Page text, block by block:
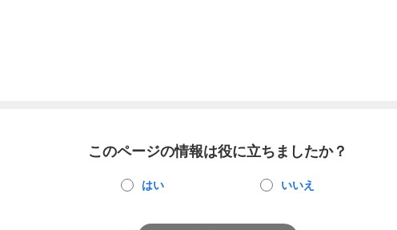
このページの情報は役に立ちましたか？
はい いいえ